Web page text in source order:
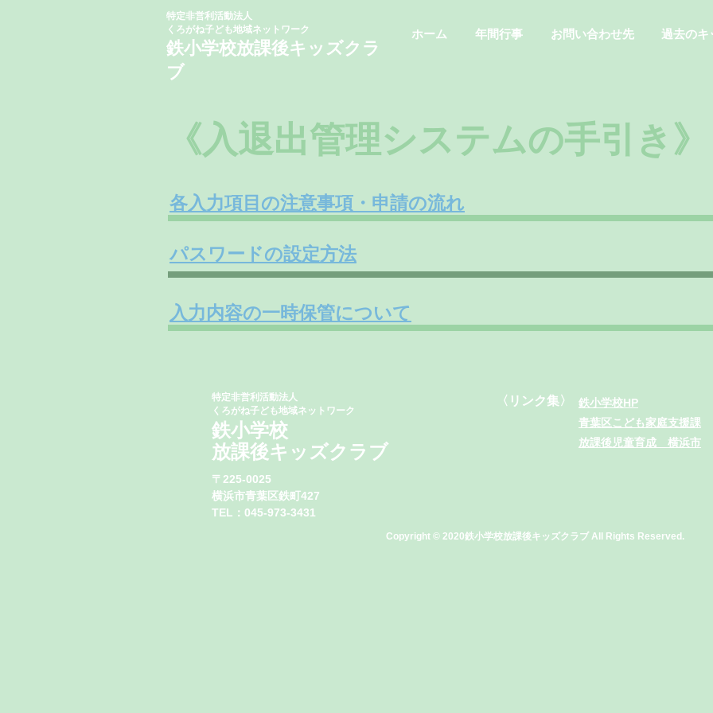
特定非営利活動法人
くろがね子ども地域ネットワーク
鉄小学校​放課後キッズクラ
ブ
ホーム 年間行事 お問い合わせ先 過去のキ
《入退出管理システムの手引き》
各入力項目の注意事項・申請の流れ
パスワードの設定方法
入力内容の一時保管について
特定非営利活動法人
くろがね子ども地域ネットワーク
鉄小学校
​放課後キッズクラブ
〈リンク集〉
鉄小学校HP
青葉区こども家庭支援課
放課後児童育成 横浜市
〒225-0025
横浜市青葉区鉄町427
​TEL：045-973-3431
Copyright © 2020鉄小学校放課後キッズクラブAll Rights Reserved.